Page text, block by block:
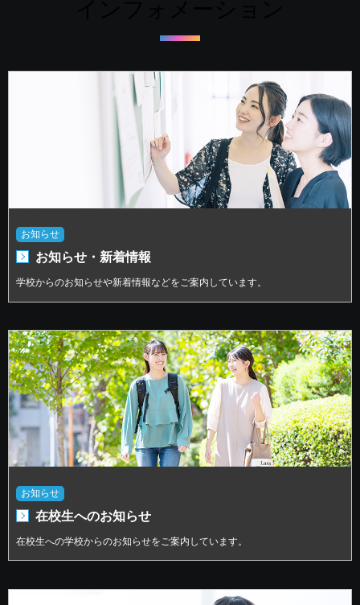
お知らせ
お知らせ・新着情報
学校からのお知らせや新着情報などをご案内しています。
お知らせ
在校生へのお知らせ
在校生への学校からのお知らせをご案内しています。